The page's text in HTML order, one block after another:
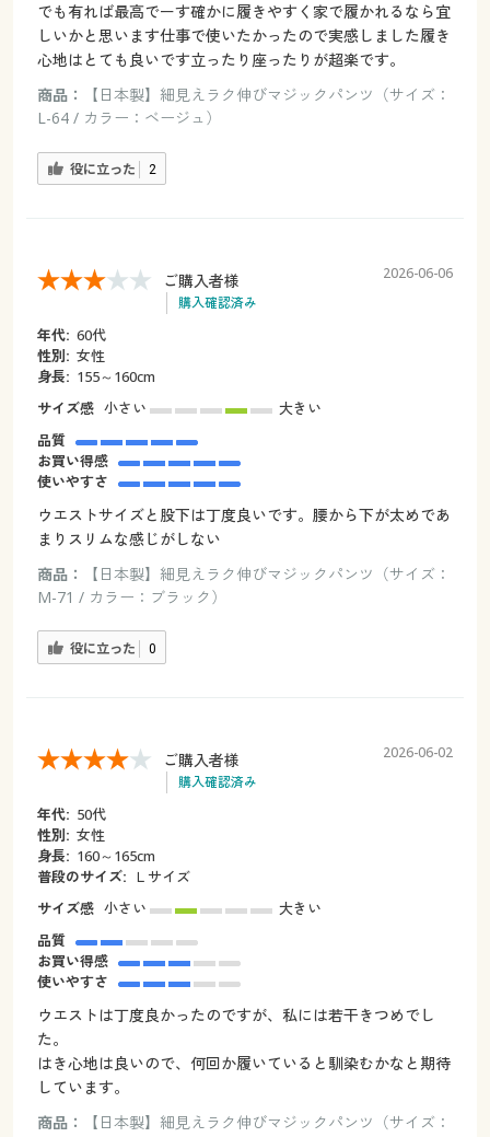
でも有れば最高でーす確かに履きやすく家で履かれるなら宜
しいかと思います仕事で使いたかったので実感しました履き
心地はとても良いです立ったり座ったりが超楽です。
商品：
【日本製】細見えラク伸びマジックパンツ（サイズ：
L-64 / カラー：ベージュ）
役に立った 2
ご購入者様
購入確認済み
2026-06-06
年代: 60代
性別: 女性
身長: 155～160cm
サイズ感 小さい
大きい
品質
お買い得感
使いやすさ
ウエストサイズと股下は丁度良いです。腰から下が太めであ
まりスリムな感じがしない
商品：
【日本製】細見えラク伸びマジックパンツ（サイズ：
M-71 / カラー：ブラック）
役に立った 0
ご購入者様
購入確認済み
2026-06-02
年代: 50代
性別: 女性
身長: 160～165cm
普段のサイズ: Ｌサイズ
サイズ感 小さい
大きい
品質
お買い得感
使いやすさ
ウエストは丁度良かったのですが、私には若干きつめでし
た。
はき心地は良いので、何回か履いていると馴染むかなと期待
しています。
商品：
【日本製】細見えラク伸びマジックパンツ（サイズ：